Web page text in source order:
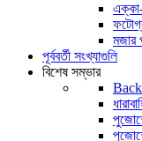
মজার
পূর্ববর্তী সংখ্যাগুলি
বিশেষ সম্ভার
Back